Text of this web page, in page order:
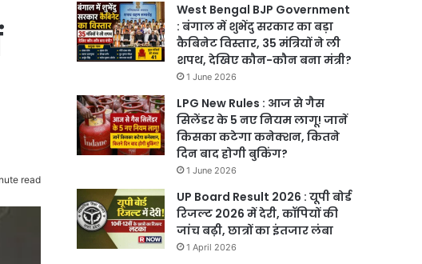
read
West Bengal BJP Government
: बंगाल में शुभेंदु सरकार का बड़ा
कैबिनेट विस्तार, 35 मंत्रियों ने ली
शपथ, देखिए कौन-कौन बना मंत्री?
1 June 2026
LPG New Rules : आज से गैस
सिलेंडर के 5 नए नियम लागू! जानें
किसका कटेगा कनेक्शन, कितने
दिन बाद होगी बुकिंग?
1 June 2026
UP Board Result 2026 : यूपी बोर्ड
रिजल्ट 2026 में देरी, कॉपियों की
जांच बढ़ी, छात्रों का इंतजार लंबा
1 April 2026